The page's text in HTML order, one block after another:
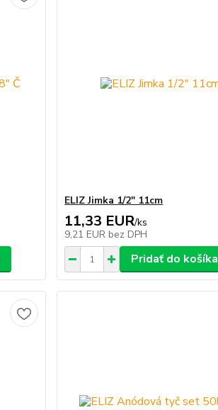
ELIZ Jimka 1/2" 11cm
11,33 EUR/ks
9,21 EUR bez DPH
Pridať do košíka